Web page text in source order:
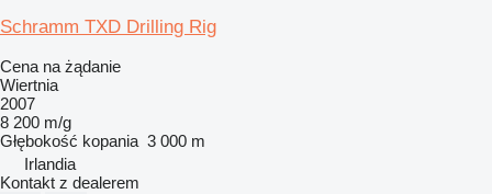
Schramm TXD Drilling Rig
Cena na żądanie
Wiertnia
2007
8 200 m/g
Głębokość kopania 3 000 m
Irlandia
Kontakt z dealerem